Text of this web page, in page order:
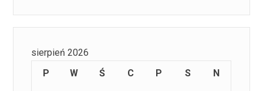
sierpień 2026
P
W Ś C P S N